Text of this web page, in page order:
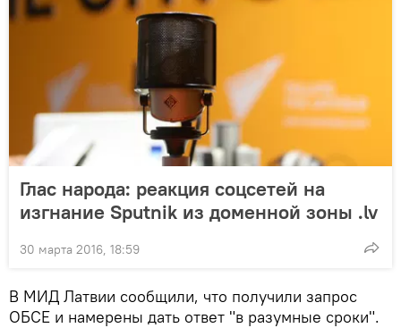
Глас народа: реакция соцсетей на
изгнание Sputnik из доменной зоны .lv
30 марта 2016, 18:59
В МИД Латвии сообщили, что получили запрос
ОБСЕ и намерены дать ответ "в разумные сроки".